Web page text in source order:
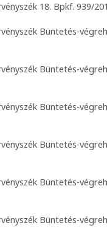
18. Bpkf. 939/
Büntetés-
Büntetés-
Büntetés-
Büntetés-
Büntetés-
Büntetés-